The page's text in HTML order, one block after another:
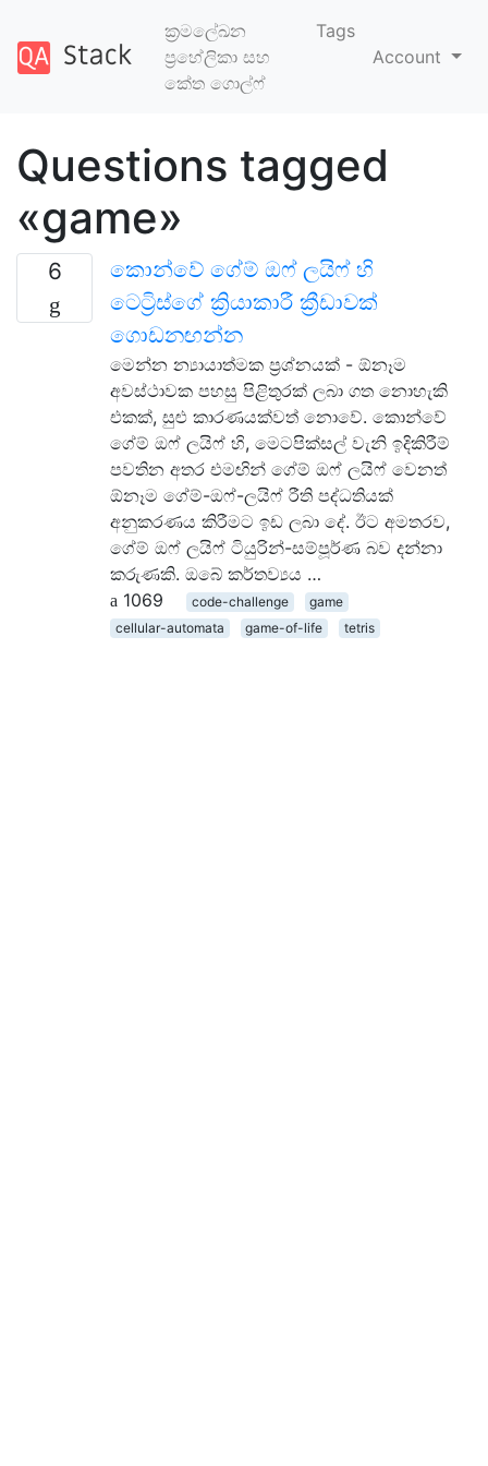
ක්‍රමලේඛන
ප්‍රහේලිකා සහ
කේත ගොල්ෆ්
Tags
Account
Questions tagged
«game»
6
කොන්වේ ගේම් ඔෆ් ලයිෆ් හි
ටෙට්‍රිස්ගේ ක්‍රියාකාරී ක්‍රීඩාවක්
ගොඩනඟන්න
මෙන්න න්‍යායාත්මක ප්‍රශ්නයක් - ඕනෑම
අවස්ථාවක පහසු පිළිතුරක් ලබා ගත නොහැකි
එකක්, සුළු කාරණයක්වත් නොවේ. කොන්වේ
ගේම් ඔෆ් ලයිෆ් හි, මෙටපික්සල් වැනි ඉදිකිරීම්
පවතින අතර එමඟින් ගේම් ඔෆ් ලයිෆ් වෙනත්
ඕනෑම ගේම්-ඔෆ්-ලයිෆ් රීති පද්ධතියක්
අනුකරණය කිරීමට ඉඩ ලබා දේ. ඊට අමතරව,
ගේම් ඔෆ් ලයිෆ් ටියුරින්-සම්පූර්ණ බව දන්නා
කරුණකි. ඔබේ කර්තව්‍යය …
1069
code-challenge
game
cellular-automata
game-of-life tetris